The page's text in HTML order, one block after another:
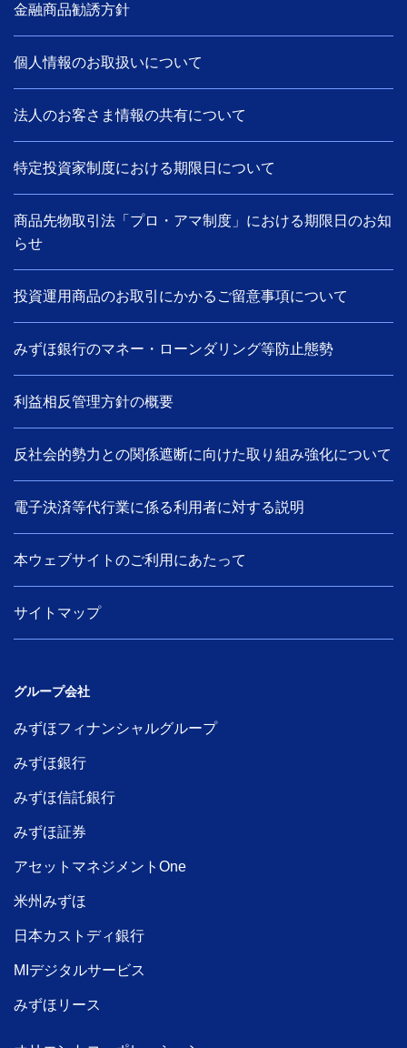
金融商品勧誘方針
個人情報のお取扱いについて
法人のお客さま情報の共有について
特定投資家制度における期限日について
商品先物取引法「プロ・アマ制度」における期限日のお知
らせ
投資運用商品のお取引にかかるご留意事項について
みずほ銀行のマネー・ローンダリング等防止態勢
利益相反管理方針の概要
反社会的勢力との関係遮断に向けた取り組み強化について
電子決済等代行業に係る利用者に対する説明
本ウェブサイトのご利用にあたって
サイトマップ
グループ会社
みずほフィナンシャルグループ
みずほ銀行
みずほ信託銀行
みずほ証券
アセットマネジメントOne
米州みずほ
日本カストディ銀行
MIデジタルサービス
みずほリース